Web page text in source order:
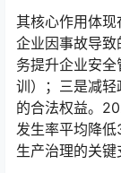
其核心作用体
企业因事故导
务提升企业安
训）；三是减
的合法权益。
发生率平均降
生产治理的关键